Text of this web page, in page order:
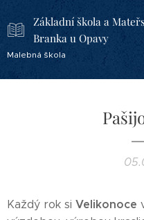
Základní škola a
Branka u Opavy
Malebná škola
Každý rok si Velikonoce